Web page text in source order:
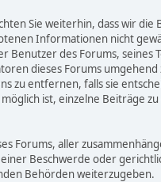
Sie weiterhin, dass wir die
Informationen nicht
des Forums, seines
dieses Forums
zu entfernen, falls sie
ist, einzelne Beiträge
Forums, aller
einer Beschwerde oder
Behörden weiterzugeben.